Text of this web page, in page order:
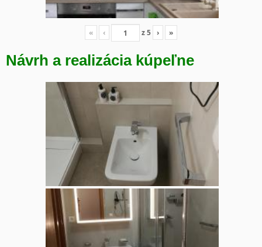
« ‹ z5 › »
Návrh a realizácia kúpeľne